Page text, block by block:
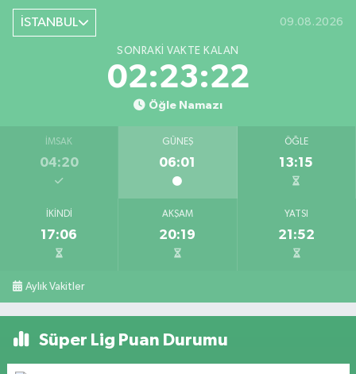
İSTANBUL 09.08.2026
SONRAKI VAKTE KALAN
02:23:21
Öğle Namazı
İMSAK
04:20
GÜNEŞ
06:01
ÖĞLE
13:15
İKINDI
17:06
AKŞAM
20:19
YATSI
21:52
Aylık Vakitler
Süper Lig Puan Durumu